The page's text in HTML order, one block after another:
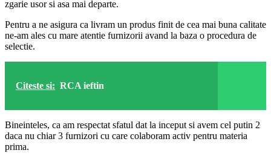
zgarie usor si asa mai departe.
Pentru a ne asigura ca livram un produs finit de cea mai buna calitate
ne-am ales cu mare atentie furnizorii avand la baza o procedura de
selectie.
Citeste si: RCA ieftin
Bineinteles, ca am respectat sfatul dat la inceput si avem cel putin 2
daca nu chiar 3 furnizori cu care colaboram activ pentru materia
prima.